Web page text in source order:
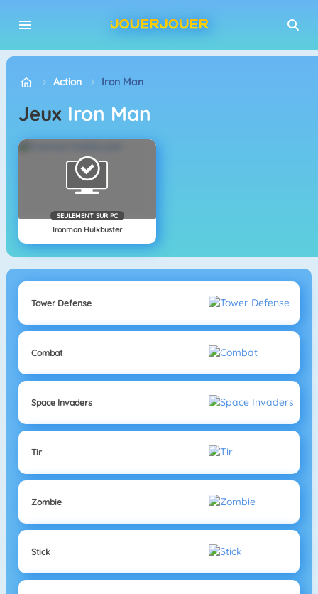
Action Iron Man
Jeux Iron Man
SEULEMENT SUR PC
Ironman Hulkbuster
Tower Defense
Combat
Space Invaders
Tir
Zombie
Stick